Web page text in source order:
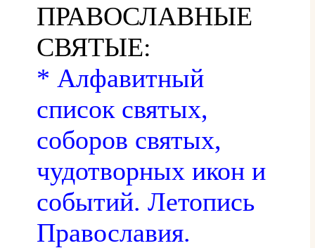
ПРАВОСЛАВНЫЕ
СВЯТЫЕ:
* Алфавитный
список святых,
соборов святых,
чудотворных икон и
событий. Летопись
Православия.